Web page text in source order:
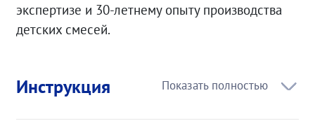
экспертизе и 30-летнему опыту производства
детских смесей.
Инструкция